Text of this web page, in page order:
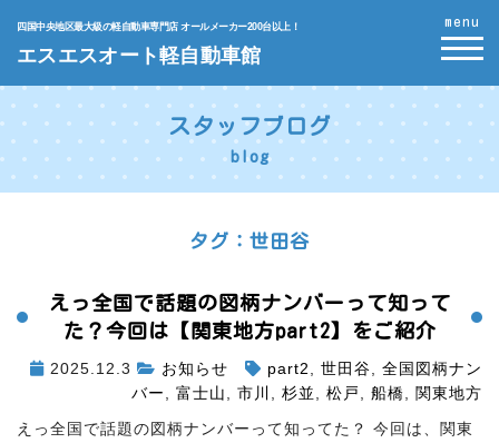
四国中央地区最大級の軽自動車専門店 オールメーカー200台以上！
エスエスオート軽自動車館
menu
スタッフブログ
blog
タグ：世田谷
えっ全国で話題の図柄ナンバーって知って
た？ 今回は【関東地方part2】をご紹介
2025.12.3 お知らせ part2 世田谷
全国図柄ナン
バー
富士山 市川 杉並 松戸 船橋
関東地方
えっ全国で話題の図柄ナンバーって知ってた？ 今回は、関東